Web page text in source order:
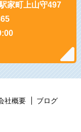
家町上山守497
社概要
ブログ